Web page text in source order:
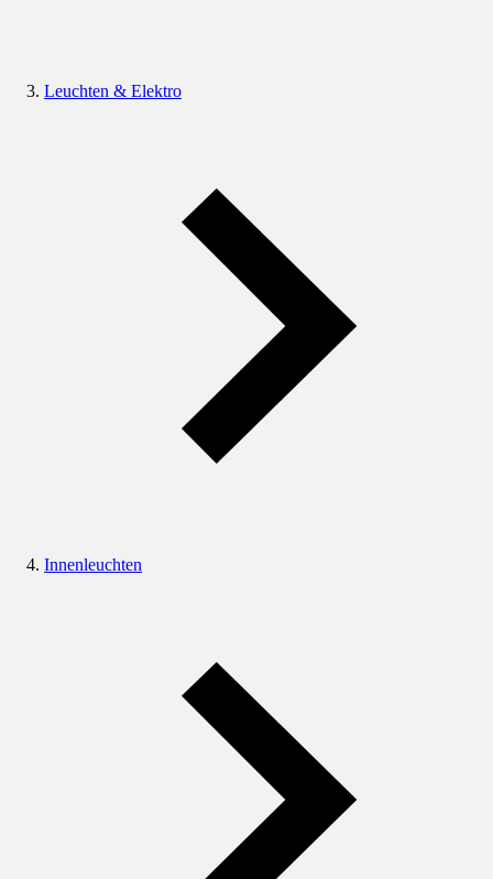
Leuchten & Elektro
Innenleuchten